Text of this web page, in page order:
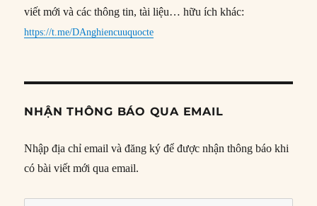
viết mới và các thông tin, tài liệu… hữu ích khác:
https://t.me/DAnghiencuuquocte
NHẬN THÔNG BÁO QUA EMAIL
Nhập địa chỉ email và đăng ký để được nhận thông báo khi
có bài viết mới qua email.